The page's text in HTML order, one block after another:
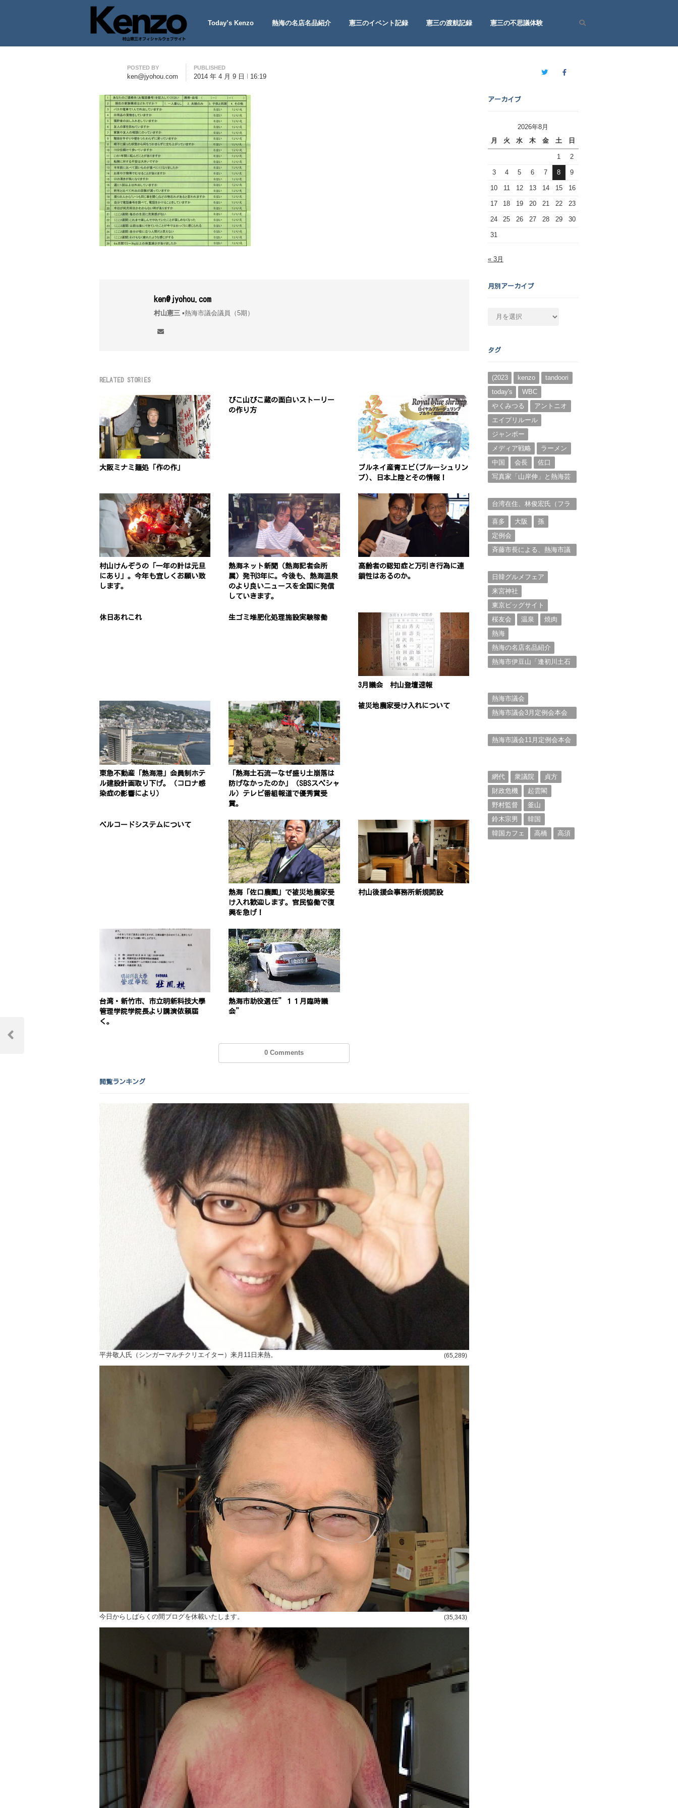
七転八起 – 村山憲三 Official Site
村山憲三ウェブサイト
Today’s Kenzo 熱海の名店名品紹介 憲三のイベント記録 憲三の渡航記録
憲三の不思議体験
Author
POSTED BY
ken@jyohou.com
PUBLISHED
2014 年 4 月 9 日 16:19 TwitterFacebook
ken@jyohou.com
村山憲三 ▪︎熱海市議会議員（5期）
RELATED STORIES
大阪ミナミ麺処「作の作」
ぴこ山ぴこ蔵の面白いストーリー
の作り方
ブルネイ産青エビ(ブルーシュリン
プ)、日本上陸とその情報！
村山けんぞうの「一年の計は元旦
にあり」。今年も宜しくお願い致
します。
熱海ネット新聞（熱海記者会所
属）発刊3年に。今後も、熱海温泉
のより良いニュースを全国に発信
していきます。
高齢者の認知症と万引き行為に連
鎖性はあるのか。
休日あれこれ 生ゴミ堆肥化処理施設実験稼働
3月議会 村山登壇速報
東急不動産「熱海港」会員制ホテ
ル建設計画取り下げ。（コロナ感
染症の影響により）
「熱海土石流ーなぜ盛り土崩落は
防げなかったのか」（SBSスペシャ
ル）テレビ番組報道で優秀賞受
賞。
被災地農家受け入れについて
ベルコードシステムについて
熱海「佐口農園」で被災地農家受
け入れ歓迎します。官民恊働で復
興を急げ！
村山後援会事務所新規開設
台湾・新竹市、市立明新科技大學
管理学院学院長より講演依頼届
く。
熱海市助役選任”１１月臨時議
会”
0 Comments
稿
Previous
閲覧ランキング
平井敬人氏（シンガーマルチクリエイター）来月11日来熱。 (65,289)
今日からしばらくの間ブログを休載いたします。 (35,343)
アーカイブ
2026年8月
月
火 水 木 金 土 日
1 2
3 4 5 6 7 8 9
10 11 12 13 14 15 16
17 18 19 20 21 22 23
24 25 26 27 28 29 30
31
« 3月
月別アーカイブ
カ
ブ
タグ
(2023 kenzo
tandoori
today's
WBC
やくみつる
アントニオ
エイプリルール
ジャンボー
メディア戦略
ラーメン
中国
会長
佐口
写真家「山岸伸」と熱海芸
台湾在住、林俊宏氏（フラ
喜多
大阪
孫
定例会
斉藤市長による、熱海市議
日韓グルメフェア
来宮神社
東京ビッグサイト
桜友会
温泉
焼肉
熱海
熱海の名店名品紹介
熱海市伊豆山「逢初川土石
熱海市議会
熱海市議会3月定例会本会
熱海市議会11月定例会本会
網代
衆議院
貞方
財政危機
起雲閣
野村監督
釜山
鈴木宗男
韓国
韓国カフェ
高橋 高須